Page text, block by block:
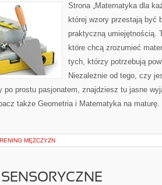
Strona „Matematyka dla
której wzory przestają być
praktyczną umiejętnością.
które chcą zrozumieć
tych, którzy potrzebują
Niezależnie od tego, czy
po prostu pasjonatem, znajdziesz tu jasne
także Geometria i Matematyka na
MĘŻCZYZN